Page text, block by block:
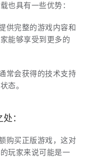
也具有一些优势：
供完整的游戏内容和
能够享受到更多的
常会获得的技术支持
态。
：
购买正版游戏，这对
玩家来说可能是一